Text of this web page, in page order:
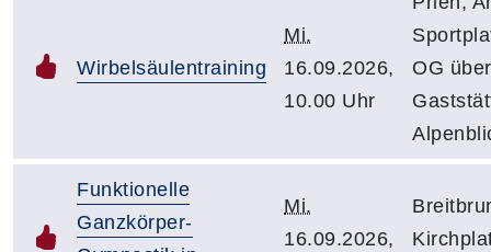
Wirbelsäulentraining
Mi.
16.09.2026,
10.00 Uhr
OG über
Funktionelle
Ganzkörper-
Mi.
16.09.2026,